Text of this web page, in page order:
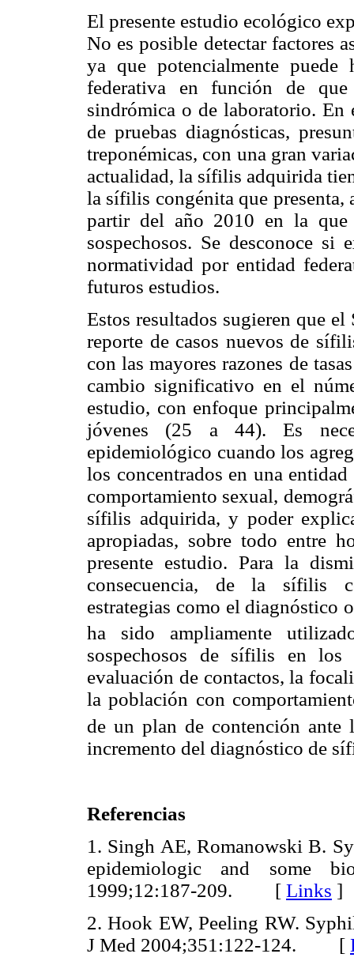
El presente estudio ecológico
No es posible detectar factores
ya que potencialmente
federativa en función de
sindrómica o de laboratorio. En
de pruebas diagnósticas,
treponémicas, con una gran
actualidad, la sífilis adquirida
la sífilis congénita que presenta,
partir del año 2010 en la que
sospechosos. Se desconoce
normatividad por entidad
futuros estudios.
Estos resultados sugieren que
reporte de casos nuevos de
con las mayores razones de
cambio significativo en el
estudio, con enfoque
jóvenes (25 a 44). Es
epidemiológico cuando los
los concentrados en una
comportamiento sexual,
sífilis adquirida, y poder
apropiadas, sobre todo entre
presente estudio. Para la
consecuencia, de la sífilis
estrategias como el diagnóstico
ha sido ampliamente
sospechosos de sífilis en
evaluación de contactos, la
la población con
de un plan de contención ante
incremento del diagnóstico de
Referencias
1. Singh AE, Romanowski B.
epidemiologic and some
1999;12:187-209. [ Links ]
2. Hook EW, Peeling RW.
J Med 2004;351:122-124. [